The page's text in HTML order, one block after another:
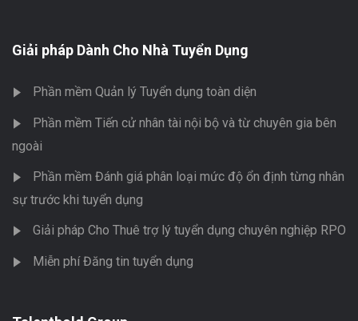
Giải pháp Dành Cho Nhà Tuyển Dụng
Phần mềm Quản lý Tuyển dụng toàn diện
Phần mềm Tiến cử nhân tài nội bộ và từ chuyên gia bên
ngoài
Phần mềm Đánh giá phân loại mức độ ổn định từng nhân
sự trước khi tuyển dụng
Giải pháp Cho Thuê trợ lý tuyển dụng chuyên nghiệp RPO
Miễn phí Đăng tin tuyển dụng